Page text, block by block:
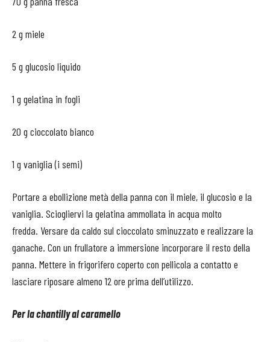
2 g miele
5 g glucosio liquido
1 g gelatina in fogli
20 g cioccolato bianco
1 g vaniglia (i semi)
Portare a ebollizione metà della panna con il miele, il glucosio e la
vaniglia. Sciogliervi la gelatina ammollata in acqua molto
fredda. Versare da caldo sul cioccolato sminuzzato e realizzare la
ganache. Con un frullatore a immersione incorporare il resto della
panna. Mettere in frigorifero coperto con pellicola a contatto e
lasciare riposare almeno 12 ore prima dell’utilizzo.
Per la chantilly al caramello